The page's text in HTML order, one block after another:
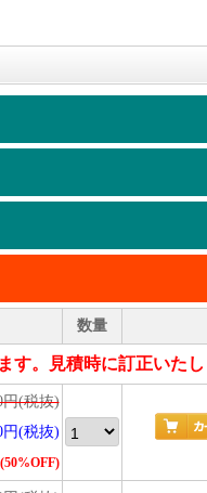
数量
す。見積時に訂正いた
円(税抜)
円(税抜)
(50%OFF)